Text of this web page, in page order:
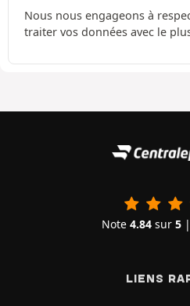
Nous nous engageons à
traiter vos données avec le
Note 4.84 sur 5 |
LIENS